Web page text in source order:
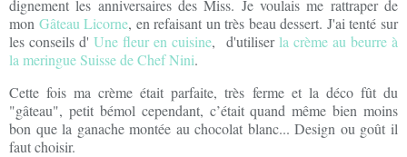
dignement les anniversaires des Miss. Je voulais me rattraper de
mon Gâteau Licorne, en refaisant un très beau dessert. J'ai tenté sur
les conseils d'Une fleur en cuisine, d'utiliserla crème au beurre à
la meringue Suisse de Chef Nini.
Cette fois ma crème était parfaite, très ferme et la déco fût du
"gâteau", petit bémol cependant, c’était quand même bien moins
bon que la ganache montée au chocolat blanc... Design ou goût il
faut choisir.